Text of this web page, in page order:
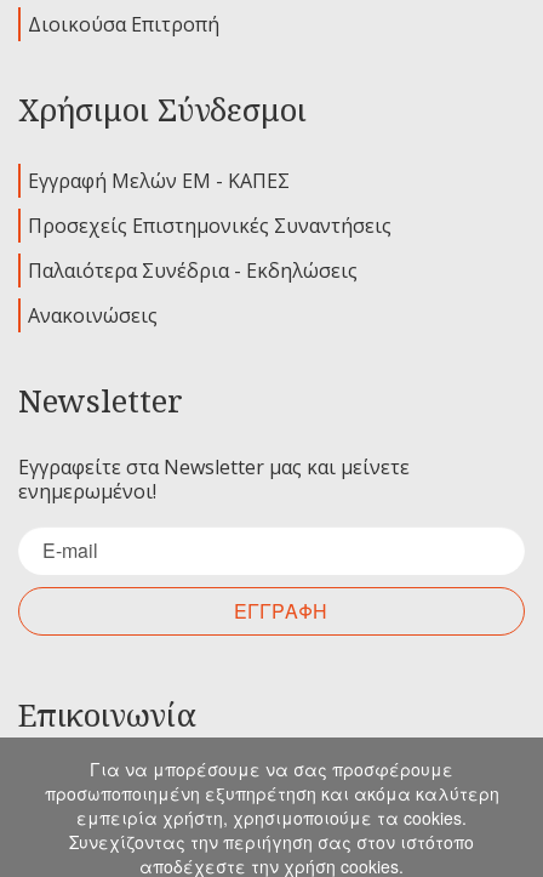
Διοικούσα Επιτροπή
Χρήσιμοι Σύνδεσμοι
Εγγραφή Μελών ΕΜ - ΚΑΠΕΣ
Προσεχείς Επιστημονικές Συναντήσεις
Παλαιότερα Συνέδρια - Εκδηλώσεις
Ανακοινώσεις
Newsletter
Εγγραφείτε στα Newsletter μας και μείνετε
ενημερωμένοι!
ΕΓΓΡΑΦΗ
Επικοινωνία
Για οποιαδήποτε ερώτηση σας μπορείτε να
επικοινωνήσετε μαζί μας στα παρακάτω στοιχεία.
Μιχελιδάκη 19, Ηράκλειο, 71202, Κρήτη
Για να μπορέσουμε να σας προσφέρουμε
προσωποποιημένη εξυπηρέτηση και ακόμα καλύτερη
εμπειρία χρήστη, χρησιμοποιούμε τα cookies.
Συνεχίζοντας την περιήγηση σας στον ιστότοπο
αποδέχεστε την χρήση cookies.